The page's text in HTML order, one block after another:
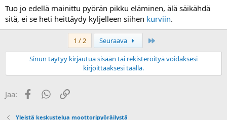
Tuo jo edellä mainittu pyörän pikku eläminen, älä säikähdä
sitä, ei se heti heittäydy kyljelleen siihen kurviin.
1 / 2 Seuraava
Sinun täytyy kirjautua sisään tai rekisteröityä voidaksesi
kirjoittaaksesi täällä.
Jaa: FacebookWhatsApp
Linkki
Yleistä keskustelua moottoripyöräilystä